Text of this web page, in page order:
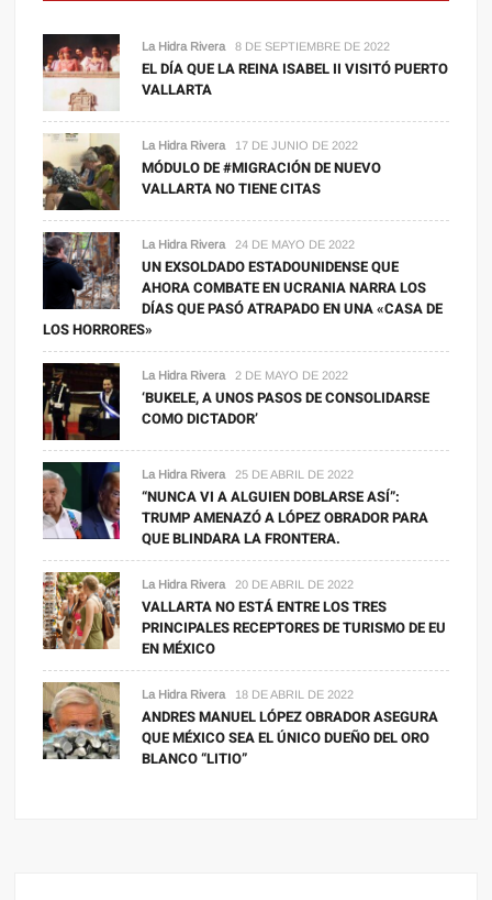
La Hidra Rivera 8 DE SEPTIEMBRE DE 2022
EL DÍA QUE LA REINA ISABEL II VISITÓ PUERTO
VALLARTA
La Hidra Rivera 17 DE JUNIO DE 2022
MÓDULO DE #MIGRACIÓN DE NUEVO
VALLARTA NO TIENE CITAS
La Hidra Rivera 24 DE MAYO DE 2022
UN EXSOLDADO ESTADOUNIDENSE QUE
AHORA COMBATE EN UCRANIA NARRA LOS
DÍAS QUE PASÓ ATRAPADO EN UNA «CASA DE
LOS HORRORES»
La Hidra Rivera 2 DE MAYO DE 2022
‘BUKELE, A UNOS PASOS DE CONSOLIDARSE
COMO DICTADOR’
La Hidra Rivera 25 DE ABRIL DE 2022
“NUNCA VI A ALGUIEN DOBLARSE ASÍ”:
TRUMP AMENAZÓ A LÓPEZ OBRADOR PARA
QUE BLINDARA LA FRONTERA.
La Hidra Rivera 20 DE ABRIL DE 2022
VALLARTA NO ESTÁ ENTRE LOS TRES
PRINCIPALES RECEPTORES DE TURISMO DE EU
EN MÉXICO
La Hidra Rivera 18 DE ABRIL DE 2022
ANDRES MANUEL LÓPEZ OBRADOR ASEGURA
QUE MÉXICO SEA EL ÚNICO DUEÑO DEL ORO
BLANCO “LITIO”